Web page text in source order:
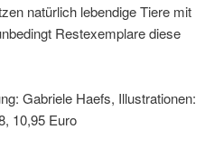
natürlich lebendige Tiere mit
Restexemplare diese
Gabriele Haefs, Illustrationen:
10,95 Euro